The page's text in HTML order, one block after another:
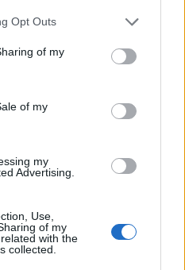
uses one or more Google
behaviour. You may click to
and its third-party tags to
purposes in below Google
Opt Outs
of my
of my
my
Advertising.
Use,
of my
with the
collected.
szinte kivétel nélkül
A kötetben
előszava (11–15. oldal)
(209–211. oldal),
lapszámozással (alul,
(Esterházy, Friderikusz,
közös nincs bennük,
összefogásának
jelentős,